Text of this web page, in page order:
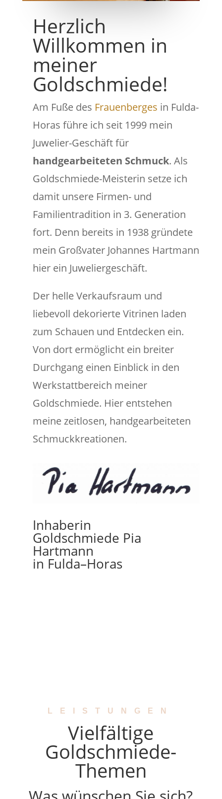
Herzlich
Willkommen in
meiner
Goldschmiede!
Am Fuße des Frauenberges in Fulda-
Horas führe ich seit 1999 mein
Juwelier-Geschäft für
handgearbeiteten Schmuck. Als
Goldschmiede-Meisterin setze ich
damit unsere Firmen- und
Familientradition in 3. Generation
fort. Denn bereits in 1938 gründete
mein Großvater Johannes Hartmann
hier ein Juweliergeschäft.
Der helle Verkaufsraum und
liebevoll dekorierte Vitrinen laden
zum Schauen und Entdecken ein.
Von dort ermöglicht ein breiter
Durchgang einen Einblick in den
Werkstattbereich meiner
Goldschmiede. Hier entstehen
meine zeitlosen, handgearbeiteten
Schmuckkreationen.
Inhaberin
Goldschmiede Pia
Hartmann
in Fulda–Horas
LEISTUNGEN
Vielfältige
Goldschmiede-
Themen